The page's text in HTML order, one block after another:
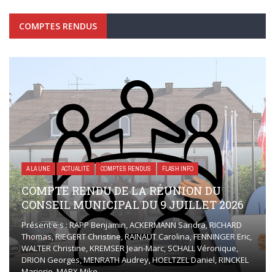
COMPTES RENDUS
A LA UNE ACTUALITÉ COMPTES RENDUS FLASH INFO
COMPTE RENDU DE LA RÉUNION DU
CONSEIL MUNICIPAL DU 9 JUILLET 2026
Présent·e·s : RAPP Benjamin, ACKERMANN Sandra, RICHARD
Thomas, RIEGERT Christine, RAINAUT Carolina, FENNINGER Eric,
WALTER Christine, KREMSER Jean-Marc, SCHALL Véronique,
DRION Georges, MENRATH Audrey, HOELTZEL Daniel, RINCKEL